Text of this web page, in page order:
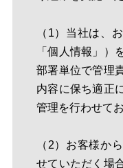
（1）当社は、
「個人情報」）
部署単位で管理
内容に保ち適正
管理を行わせて
（2）お客様か
せていただく場